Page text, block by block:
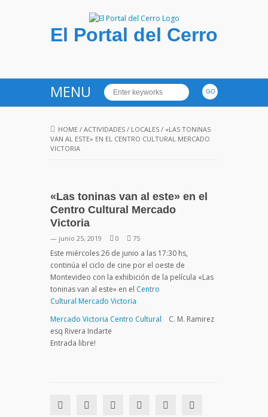
El Portal del Cerro
MENU
HOME / ACTIVIDADES / LOCALES / «LAS TONINAS
VAN AL ESTE» EN EL CENTRO CULTURAL MERCADO
VICTORIA
«Las toninas van al este» en el
Centro Cultural Mercado
Victoria
— junio 25, 2019 0 75
Este miércoles 26 de junio a las 17:30 hs,
continúa el ciclo de cine por el oeste de
Montevideo con la exhibición de la película «Las
toninas van al este» en el Centro
Cultural Mercado Victoria
Mercado Victoria Centro Cultural
C. M. Ramirez
esq Rivera Indarte
Entrada libre!